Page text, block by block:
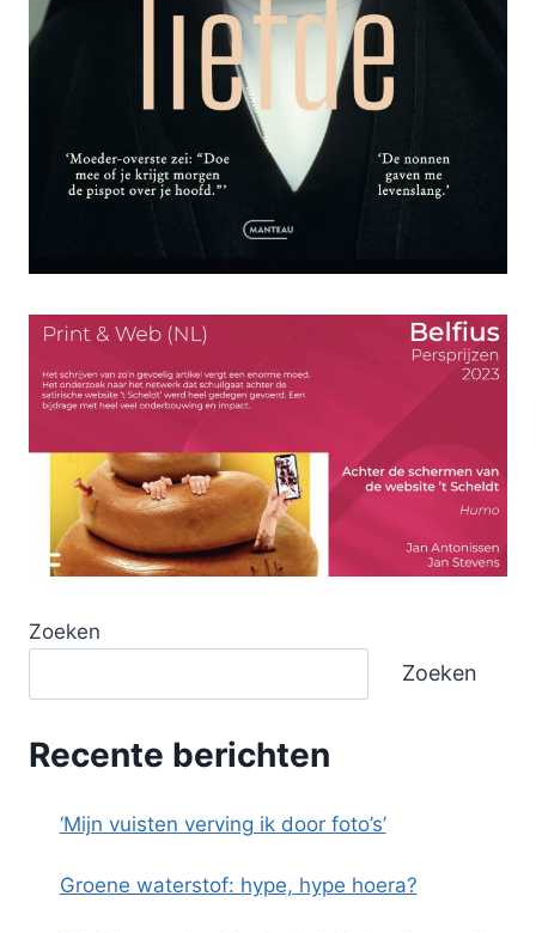
Zoeken
Zoeken
Recente berichten
‘Mijn vuisten verving ik door foto’s’
Groene waterstof: hype, hype hoera?